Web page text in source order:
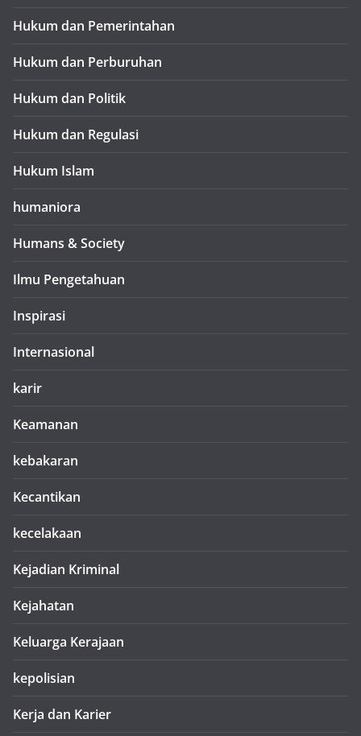
Hukum dan Pemerintahan
Hukum dan Perburuhan
Hukum dan Politik
Hukum dan Regulasi
Hukum Islam
humaniora
Humans & Society
Ilmu Pengetahuan
Inspirasi
Internasional
karir
Keamanan
kebakaran
Kecantikan
kecelakaan
Kejadian Kriminal
Kejahatan
Keluarga Kerajaan
kepolisian
Kerja dan Karier